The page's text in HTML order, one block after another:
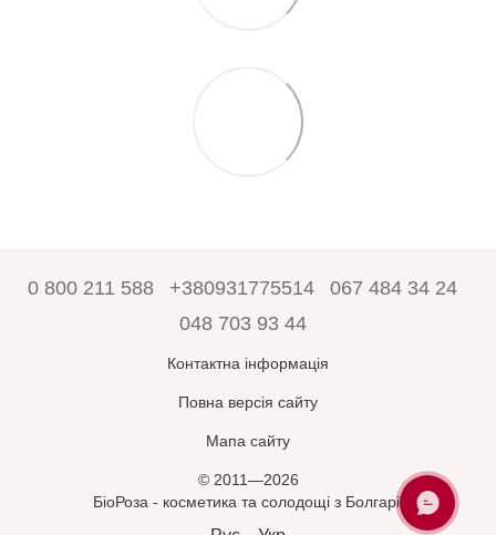
0 800 211 588 +380931775514
067 484 34 24
048 703 93 44
Контактна інформація
Повна версія сайту
Мапа сайту
© 2011—2026
БіоРоза - косметика та солодощі з Болгарії
ЗАПИТАЙТЕ
У БІОРОЗА